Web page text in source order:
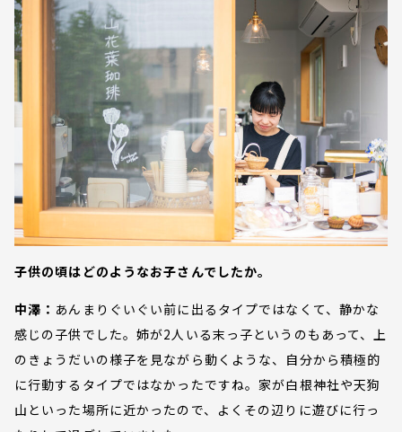
子供の頃はどのようなお子さんでしたか。
中澤： あんまりぐいぐい前に出るタイプではなくて、静かな
感じの子供でした。姉が2人いる末っ子というのもあって、上
のきょうだいの様子を見ながら動くような、自分から積極的
に行動するタイプではなかったですね。家が白根神社や天狗
山といった場所に近かったので、よくその辺りに遊びに行っ